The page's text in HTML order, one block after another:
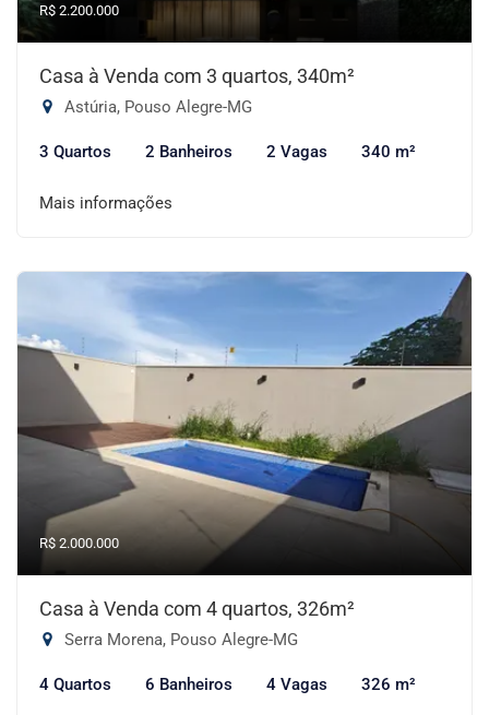
R$ 2.200.000
Casa à Venda com 3 quartos, 340m²
Astúria, Pouso Alegre-MG
3 Quartos 2 Banheiros 2 Vagas 340 m²
Mais informações
R$ 2.000.000
Casa à Venda com 4 quartos, 326m²
Serra Morena, Pouso Alegre-MG
4 Quartos 6 Banheiros 4 Vagas 326 m²